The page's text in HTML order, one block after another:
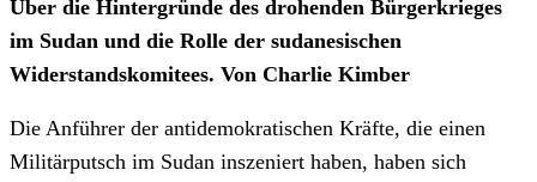
Über die Hintergründe des drohenden Bürgerkrieges
im Sudan und die Rolle der sudanesischen
Widerstandskomitees. Von Charlie Kimber
Die Anführer der antidemokratischen Kräfte, die einen
Militärputsch im Sudan inszeniert haben, haben sich